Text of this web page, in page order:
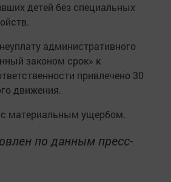
детей без специальных
административного
законом срок» к
привлечено 30
движения.
материальным ущербом.
по данным пресс-